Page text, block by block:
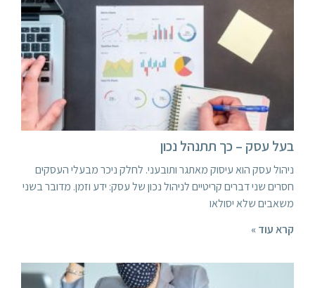
בעל עסק – כך תתנהל נכון
ניהול עסק הוא עיסוק מאתגר ותובעני. לחלק ניכר מבעלי העסקים
חסרים שני דברים קריטיים לניהול נכון של עסק: ידע וזמן. מדובר בשני
משאבים שלא יסולאו
קרא עוד »